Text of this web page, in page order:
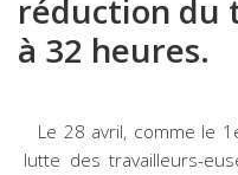
réduction du
à 32 heures.
Le 28 avril, comme le
lutte des travailleurs-